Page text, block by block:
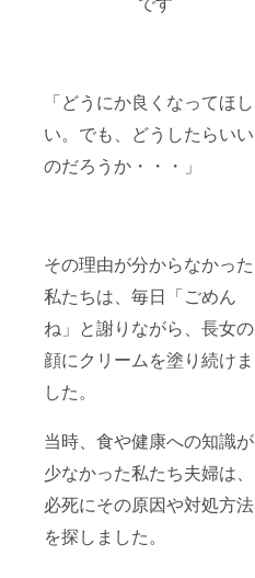
「どうにか良くなってほし
い。でも、どうしたらいい
のだろうか・・・」
その理由が分からなかった
私たちは、毎日「ごめん
ね」と謝りながら、長女の
顔にクリームを塗り続けま
した。
当時、食や健康への知識が
少なかった私たち夫婦は、
必死にその原因や対処方法
を探しました。